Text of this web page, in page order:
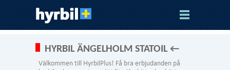
HYRBIL ÄNGELHOLM STATOIL ←